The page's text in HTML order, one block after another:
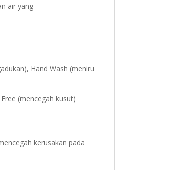
air yang
Hand Wash (meniru
(mencegah kusut)
kerusakan pada